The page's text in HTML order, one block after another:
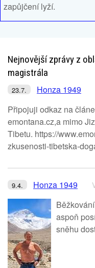
zapůjčení lyží.
Nejnovější zprávy z
magistrála
23.7. Honza 1949
Připojuji odkaz na
emontana.cz,a mimo
Tibetu. https://
zkusenosti-tibetska-
9.4. Honza 1949
aspoň
sněhu